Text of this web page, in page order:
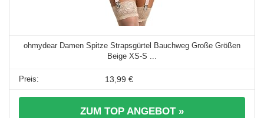
ohmydear Damen Spitze Strapsgürtel Bauchweg Große Größen
Beige XS-S ...
13,99 €
ZUM TOP ANGEBOT »